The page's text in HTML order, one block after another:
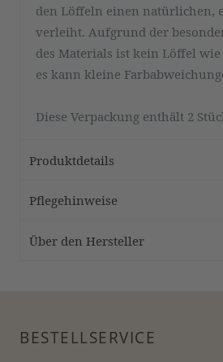
den Löffeln einen natürlichen,
verleiht. Aufgrund der
des Materials ist kein Löffel
es kann kleine
Diese Verpackung enthält 2
Produktdetails
Pflegehinweise
Über den Hersteller
BESTELLSERVICE